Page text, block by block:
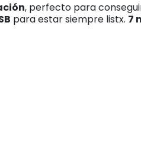
, perfecto para
para estar siempre listx. 7